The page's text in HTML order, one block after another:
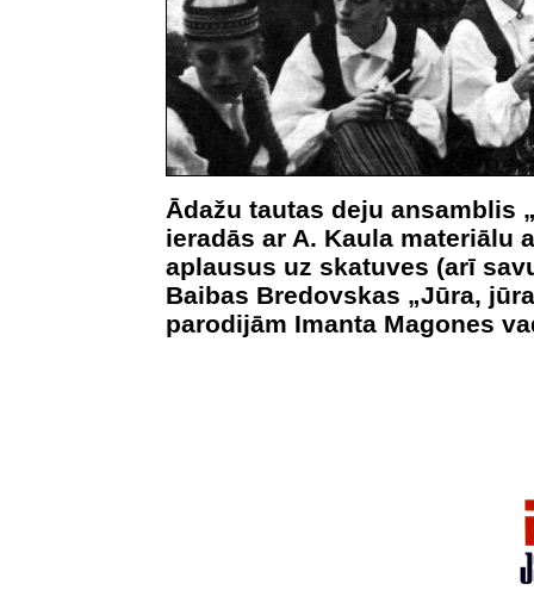
Ādažu tautas deju ansamblis
ieradās ar A. Kaula
aplausus uz skatuves (arī
Baibas Bredovskas „Jūra,
parodijām Imanta Magones